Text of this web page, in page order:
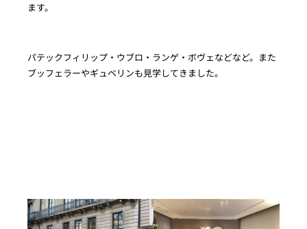
ます。
パテックフィリップ・ウブロ・ランゲ・ボヴェなどなど。また
ブッフェラーやギュベリンも見学してきました。